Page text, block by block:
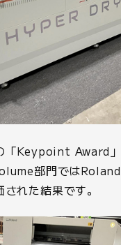
「Keypoint Award
部門ではRoland
れた結果です。